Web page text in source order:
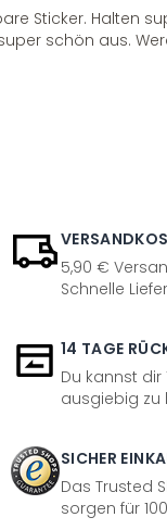
Sticker. Halten
schön aus.
5,90 €
Schnelle
14 TAGE
Du kannst dir
ausgiebig
SICHER
Das Trusted
sorgen für